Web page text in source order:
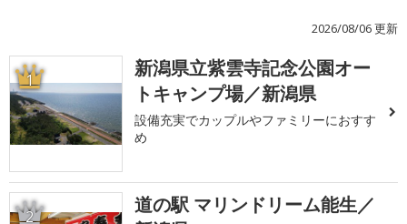
2026/08/06 更新
1
新潟県立紫雲寺記念公園オー
トキャンプ場／新潟県
設備充実でカップルやファミリーにおすす
め
2
道の駅 マリンドリーム能生／